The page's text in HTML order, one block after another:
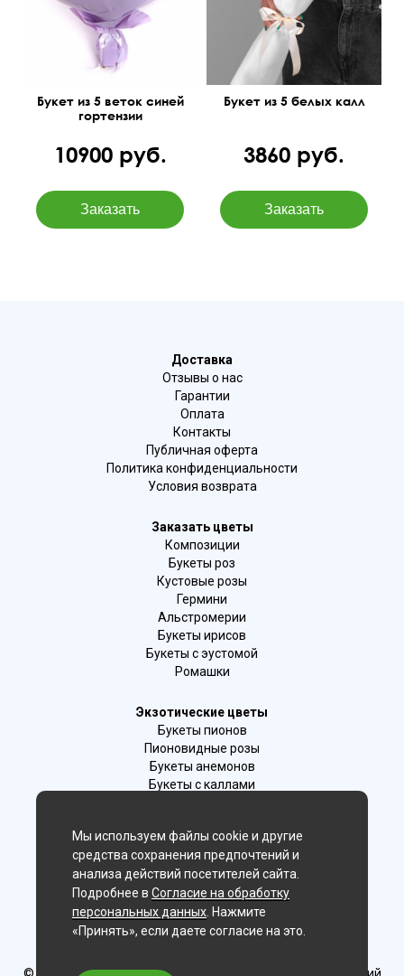
Букет из 5 веток синей
гортензии
10900 руб.
Букет из 5 белых калл
3860 руб.
Доставка
Отзывы о нас
Гарантии
Оплата
Контакты
Публичная оферта
Политика конфиденциальности
Условия возврата
Заказать цветы
Композиции
Букеты роз
Кустовые розы
Гермини
Альстромерии
Букеты ирисов
Букеты с эустомой
Ромашки
Экзотические цветы
Букеты пионов
Пионовидные розы
Букеты анемонов
Букеты с каллами
Лаванда
Гиацинты
Мы в соц. сетях:
Владивосток
© Delaflor - доставка цветов, 2012-2026 ИП Рыжков Евгений
Мы используем файлы cookie и другие
средства сохранения предпочтений и
анализа действий посетителей сайта.
Подробнее в Согласие на обработку
персональных данных . Нажмите
«Принять», если даете согласие на это.